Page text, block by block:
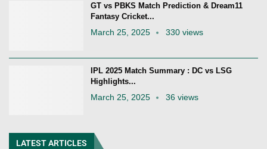
GT vs PBKS Match Prediction & Dream11
Fantasy Cricket...
March 25, 2025 330 views
IPL 2025 Match Summary : DC vs LSG
Highlights...
March 25, 2025 36 views
LATEST ARTICLES